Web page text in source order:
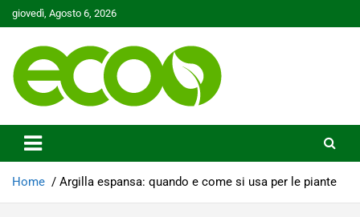
Skip
to
giovedì, Agosto 6, 2026
Ecoo.it
Home Argilla espansa: quando e come si usa per le piante